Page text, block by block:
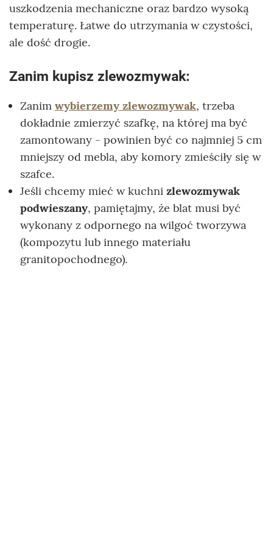
uszkodzenia mechaniczne oraz bardzo wysoką
temperaturę. Łatwe do utrzymania w czystości,
ale dość drogie.
Zanim kupisz zlewozmywak:
Zanim wybierzemy zlewozmywak, trzeba
dokładnie zmierzyć szafkę, na której ma być
zamontowany - powinien być co najmniej 5 cm
mniejszy od mebla, aby komory zmieściły się w
szafce.
Jeśli chcemy mieć w kuchni zlewozmywak
podwieszany, pamiętajmy, że blat musi być
wykonany z odpornego na wilgoć tworzywa
(kompozytu lub innego materiału
granitopochodnego).